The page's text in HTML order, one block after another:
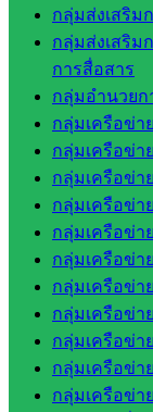
กลุ่มส่งเสริม
กลุ่มส่งเสริม
การสื่อสาร
กลุ่มอำนวยก
กลุ่มเครือข่า
กลุ่มเครือข่
กลุ่มเครือข่า
กลุ่มเครือข่า
กลุ่มเครือข่า
กลุ่มเครือข่า
กลุ่มเครือข่า
กลุ่มเครือข่า
กลุ่มเครือข่า
กลุ่มเครือข่า
กลุ่มเครือข่า
และแผน
กลุ่มส่ง
เสริมการ
จัดการ
ศึกษา
กลุ่ม
บริหาร
งาน
บุคคล
กลุ่ม
พัฒนาครู
และบุ
คลากรฯ
กลุ่มนิ
เทศ